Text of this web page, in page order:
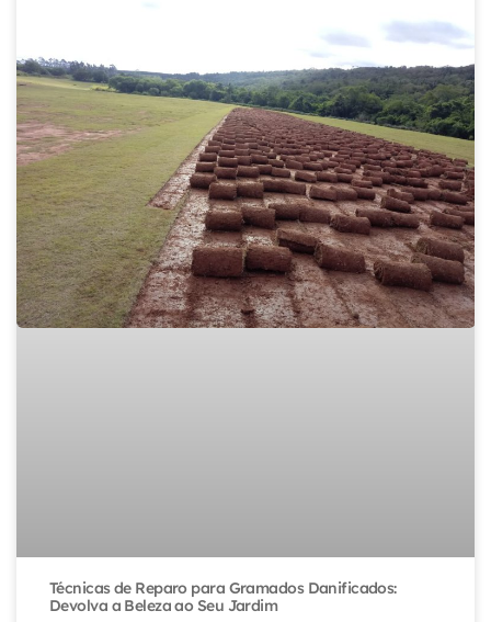
Técnicas de Reparo para Gramados Danificados:
Devolva a Beleza ao Seu Jardim